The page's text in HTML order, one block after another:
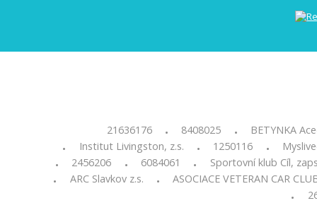
21636176 • 8408025 •
BETYNKA
•
Institut Livingston, z.s. • 1250116 •
•
2456206 • 6084061 •
Sportovní klub Cíl,
•
ARC Slavkov z.s. •
ASOCIACE VETERAN CAR
•